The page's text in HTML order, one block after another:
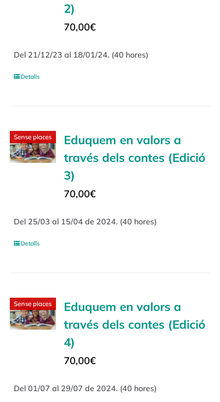
2)
70,00€
Del 21/12/23 al 18/01/24. (40 hores)
Detalls
Sense places
Eduquem en valors a
través dels contes (Edició
3)
70,00€
Del 25/03 al 15/04 de 2024. (40 hores)
Detalls
Sense places
Eduquem en valors a
través dels contes (Edició
4)
70,00€
Del 01/07 al 29/07 de 2024. (40 hores)